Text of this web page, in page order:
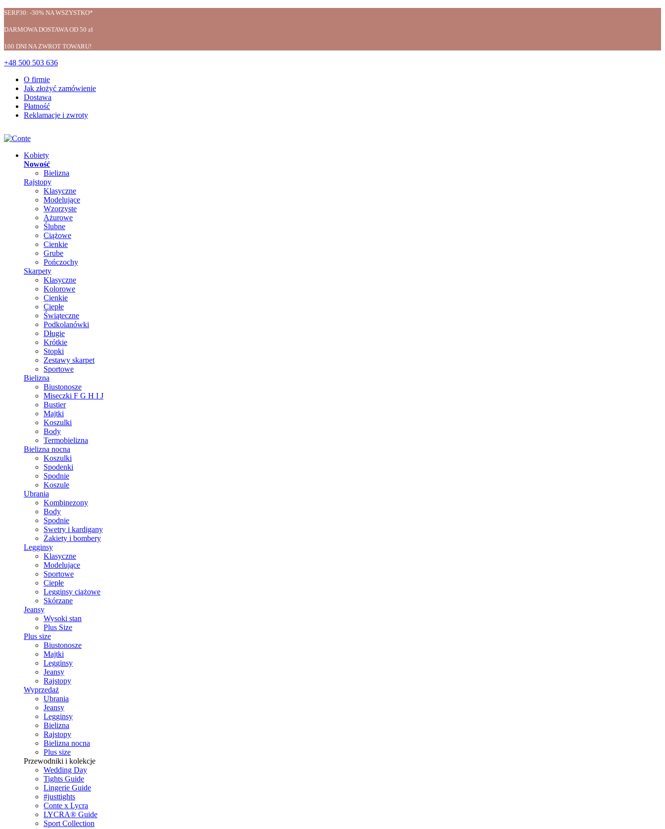
SERP30: -30% NA WSZYSTKO*
DARMOWA DOSTAWA OD 50 zł
100 DNI NA ZWROT TOWARU!
+48 500 503 636
O firmie
Jak złożyć zamówienie
Dostawa
Płatność
Reklamacje i zwroty
Kobiety
Nowość
Bielizna
Rajstopy
Klasyczne
Modelujące
Wzorzyste
Ażurowe
Ślubne
Ciążowe
Cienkie
Grube
Pończochy
Skarpety
Klasyczne
Kolorowe
Cienkie
Ciepłe
Świąteczne
Podkolanówki
Długie
Krótkie
Stopki
Zestawy skarpet
Sportowe
Bielizna
Biustonosze
Miseczki F G H I J
Bustier
Majtki
Koszulki
Body
Termobielizna
Bielizna nocna
Koszulki
Spodenki
Spodnie
Koszule
Ubrania
Kombinezony
Body
Spodnie
Swetry i kardigany
Żakiety i bombery
Legginsy
Klasyczne
Modelujące
Sportowe
Ciepłe
Legginsy ciążowe
Skórzane
Jeansy
Wysoki stan
Plus Size
Plus size
Biustonosze
Majtki
Legginsy
Jeansy
Rajstopy
Wyprzedaż
Ubrania
Jeansy
Legginsy
Bielizna
Rajstopy
Bielizna nocna
Plus size
Przewodniki i kolekcje
Wedding Day
Tights Guide
Lingerie Guide
#justtights
Conte x Lycra
LYCRA® Guide
Sport Сollection